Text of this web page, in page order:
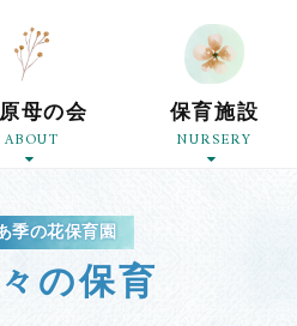
母の会
ABOUT
保育施設
NURSERY
季の花保育園
の保育